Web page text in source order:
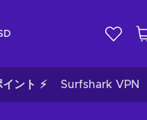
ント ⚡ Surfshark VPN